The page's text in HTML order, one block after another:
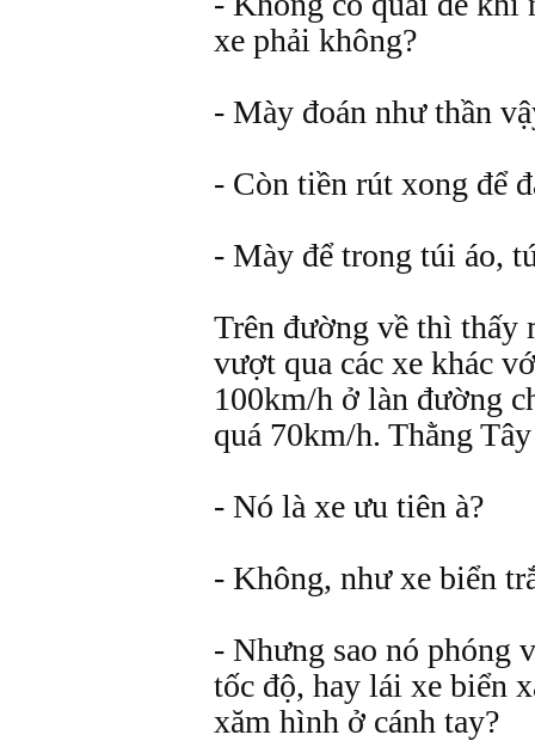
xe phải không?
- Mày đoán như thần
- Còn tiền rút xong để
- Mày để trong túi áo,
Trên đường về thì thấy
vượt qua các xe khác
100km/h ở làn đường
quá 70km/h. Thằng
- Nó là xe ưu tiên à?
- Không, như xe biển
- Nhưng sao nó phóng
tốc độ, hay lái xe biển
xăm hình ở cánh tay?